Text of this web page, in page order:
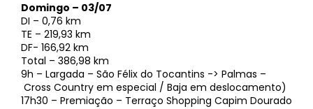
Domingo – 03/07
DI – 0,76 km
TE – 219,93 km
DF- 166,92 km
Total – 386,98 km
9h – Largada – São Félix do Tocantins -> Palmas –
Cross Country em especial / Baja em deslocamento)
17h30 – Premiação – Terraço Shopping Capim Dourado